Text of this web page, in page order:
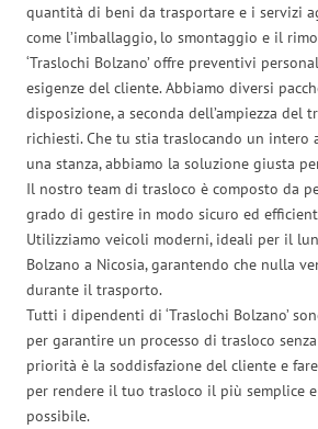
quantità di beni da trasportare e i servizi
come l’imballaggio, lo smontaggio e il
‘Traslochi Bolzano’ offre preventivi
esigenze del cliente. Abbiamo diversi
disposizione, a seconda dell’ampiezza del
richiesti. Che tu stia traslocando un intero
una stanza, abbiamo la soluzione giusta
Il nostro team di trasloco è composto da
grado di gestire in modo sicuro ed
Utilizziamo veicoli moderni, ideali per il
Bolzano a Nicosia, garantendo che nulla
durante il trasporto.
Tutti i dipendenti di ‘Traslochi Bolzano’
per garantire un processo di trasloco
priorità è la soddisfazione del cliente e
per rendere il tuo trasloco il più semplice e
possibile.